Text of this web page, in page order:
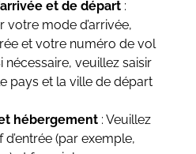
et de départ:
votre mode d’arrivée,
et votre numéro de vol
nécessaire, veuillez saisir
pays et la ville de départ
hébergement: Veuillez
(par exemple,